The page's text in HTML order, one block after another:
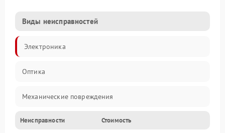
Виды неисправностей
Электроника
Оптика
Механические повреждения
Видео
Неисправности Стоимость